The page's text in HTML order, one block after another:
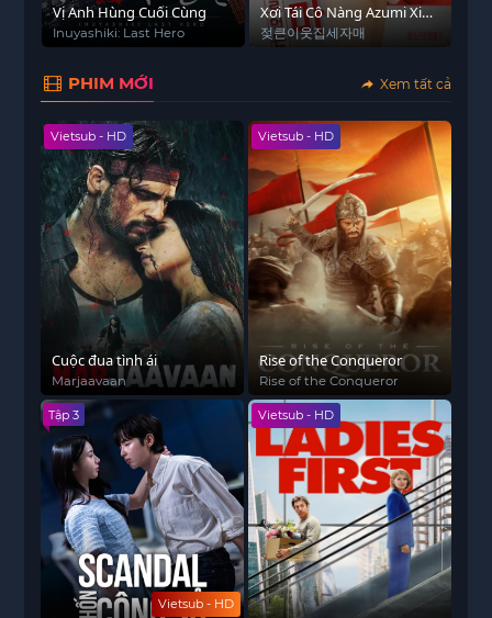
Vị Anh Hùng Cuối Cùng
Inuyashiki: Last Hero
Xơi Tái Cô Nàng Azumi Xinh
Đẹp
젖큰이웃집세자매
PHIM MỚI Xem tất cả
Vietsub - HD
Cuộc đua tình ái
Marjaavaan
Vietsub - HD
Rise of the Conqueror
Rise of the Conqueror
Vietsub - HD
Tập 3 Vietsub - HD